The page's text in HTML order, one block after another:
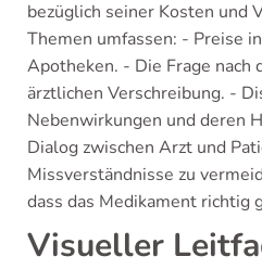
bezüglich seiner Kosten und
Themen umfassen: - Preise
Apotheken. - Die Frage
ärztlichen Verschreibung. -
Nebenwirkungen und deren
Dialog zwischen Arzt und
Missverständnisse zu
dass das Medikament richtig
Visueller